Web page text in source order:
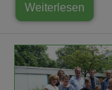
Weiterlesen